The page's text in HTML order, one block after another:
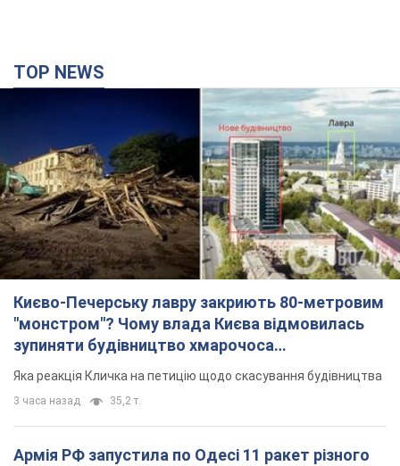
TOP NEWS
Києво-Печерську лавру закриють 80-метровим
"монстром"? Чому влада Києва відмовилась
зупиняти будівництво хмарочоса
"московського вірянина"
Яка реакція Кличка на петицію щодо скасування будівництва
3 часа назад 35,2 т.
Армія РФ запустила по Одесі 11 ракет різного